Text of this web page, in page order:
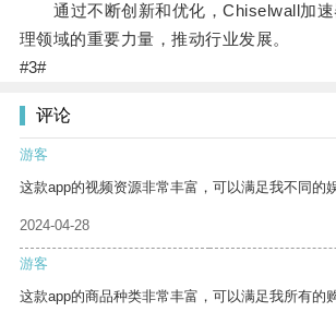
通过不断创新和优化，Chiselwall加速
理领域的重要力量，推动行业发展。
#3#
评论
游客
这款app的视频资源非常丰富，可以满足我不同的
2024-04-28
游客
这款app的商品种类非常丰富，可以满足我所有的